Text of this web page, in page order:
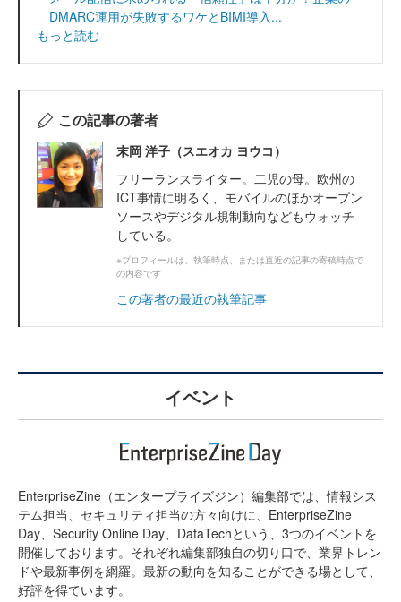
DMARC運用が失敗するワケとBIMI導入...
もっと読む
この記事の著者
末岡 洋子（スエオカ ヨウコ）
フリーランスライター。二児の母。欧州の
ICT事情に明るく、モバイルのほかオープン
ソースやデジタル規制動向などもウォッチ
している。
※プロフィールは、執筆時点、または直近の記事の寄稿時点で
の内容です
この著者の最近の執筆記事
イベント
EnterpriseZine（エンタープライズジン）編集部では、情報シス
テム担当、セキュリティ担当の方々向けに、EnterpriseZine
Day、Security Online Day、DataTechという、3つのイベントを
開催しております。それぞれ編集部独自の切り口で、業界トレン
ドや最新事例を網羅。最新の動向を知ることができる場として、
好評を得ています。